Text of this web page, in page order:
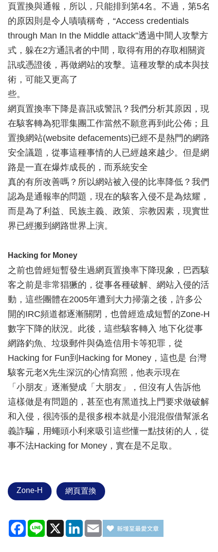
頁置換與通報，所以，只能排到第4名。不過，第5名
的原因則是令人嘖嘖稱奇，“Access credentials
through Man In the Middle attack”透過中間人攻擊方
式，躲在2方通訊者的中間，取得有用的存取相關資
訊或憑證後，再做網站的攻擊。這種攻擊的成本與技
術，可能又更高了
些。
網頁置換率下降是喜訊或警訊？我們分析其原因，現
在駭客轉為犯罪集團工作當然不願意再到此公佈；且
置換網站(website defacements)已經不是熱門的網路
安全議題，從事這種事情的人已經越來越少。但是網
路是一直在爆炸成長的，而系統安全
真的有所改善嗎？所以網站被入侵的比率降低？我們
認為是通報率的問題，現在的駭客入侵不是為炫耀，
而是為了利益、民族主義、政策、宗教因素，現實世
界已經搬到網路世界上演。
Hacking for Money
之前也曾經短暫發生過網頁置換率下降現象，巴西駭
客之前是非常猖獗的，從事各種破解、網站入侵的活
動，這些團體在2005年遭到大力掃蕩之後，許多公
開的IRC頻道都逐漸關閉，也曾經造成短暫的Zone-H
數字下降的狀況。此後，這些駭客轉入 地下化從事
網路釣魚、垃圾郵件與偽造信用卡等犯罪，從
Hacking for Fun到Hacking for Money，這也是 台灣
駭客元老X先生深沉的心情寫照，他表示現在
「小朋友」逐漸變成「大朋友」，但沒有人告訴他
這樣做是有問題的，甚至也有黑道找上門要求做破解
和入侵，很誇張的是很多根本就是小混混假借幫派名
義詐騙，用蠅頭小利來吸引這些懂一點技術的人，從
事不法Hacking for Money，實在是不足取。
Zone-H 網頁置換
Facebook
Line X LinkedIn
Email